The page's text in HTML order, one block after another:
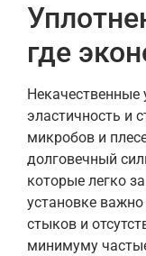
где
Некачественные
эластичность и
микробов и
долговечный
которые легко
установке
стыков и
минимуму